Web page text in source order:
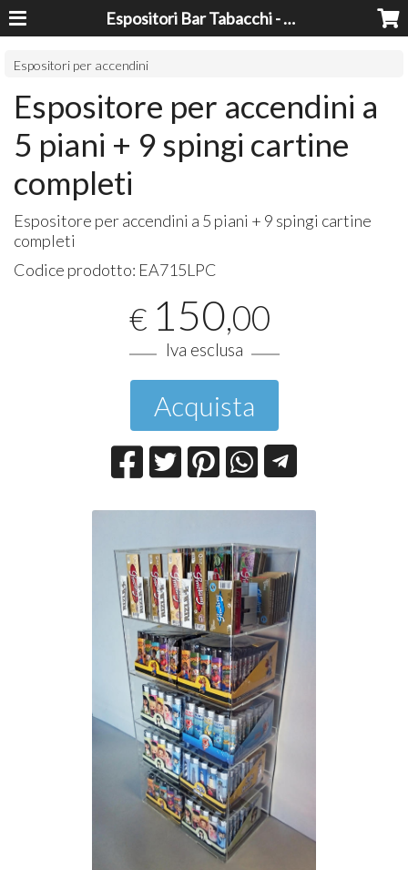
Espositori Bar Tabacchi - Lavorazioni Plexiglass Bari
Espositori per accendini
Espositore per accendini a
5 piani + 9 spingi cartine
completi
Espositore per accendini a 5 piani + 9 spingi cartine
completi
Codice prodotto: EA715LPC
€ 150,00
Iva esclusa
Acquista